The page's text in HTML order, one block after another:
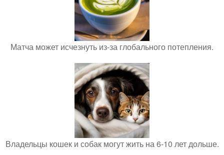
Матча может исчезнуть из-за глобального потепления.
Владельцы кошек и собак могут жить на 6-10 лет дольше.